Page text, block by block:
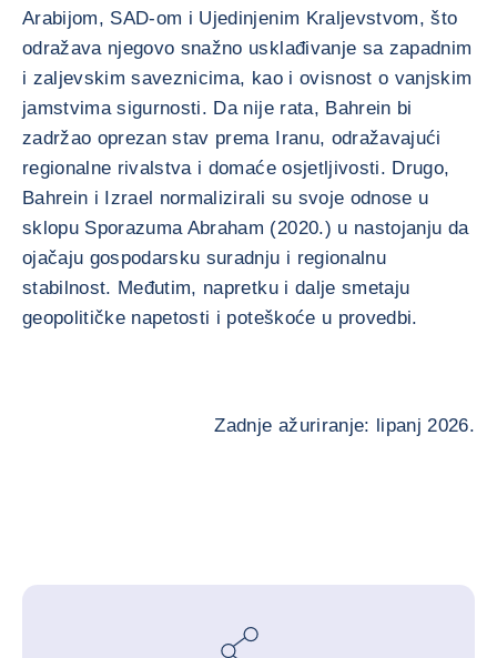
Arabijom, SAD-om i Ujedinjenim Kraljevstvom, što
odražava njegovo snažno usklađivanje sa zapadnim
i zaljevskim saveznicima, kao i ovisnost o vanjskim
jamstvima sigurnosti. Da nije rata, Bahrein bi
zadržao oprezan stav prema Iranu, odražavajući
regionalne rivalstva i domaće osjetljivosti. Drugo,
Bahrein i Izrael normalizirali su svoje odnose u
sklopu Sporazuma Abraham (2020.) u nastojanju da
ojačaju gospodarsku suradnju i regionalnu
stabilnost. Međutim, napretku i dalje smetaju
geopolitičke napetosti i poteškoće u provedbi.
Zadnje ažuriranje: lipanj 2026.